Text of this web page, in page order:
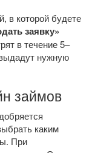
в которой будете
заявку»
в течение 5–
нужную
займов
каким
При